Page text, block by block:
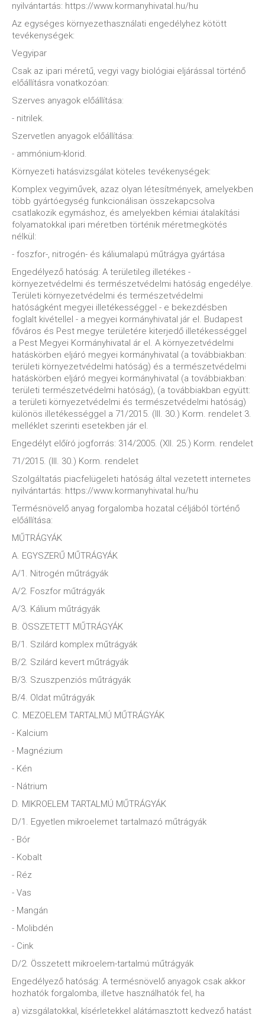
nyilvántartás: https://www.kormanyhivatal.hu/hu
Az egységes környezethasználati engedélyhez kötött
tevékenységek:
Vegyipar
Csak az ipari méretű, vegyi vagy biológiai eljárással történő
előállításra vonatkozóan:
Szerves anyagok előállítása:
- nitrilek.
Szervetlen anyagok előállítása:
- ammónium-klorid.
Környezeti hatásvizsgálat köteles tevékenységek:
Komplex vegyiművek, azaz olyan létesítmények, amelyekben
több gyártóegység funkcionálisan összekapcsolva
csatlakozik egymáshoz, és amelyekben kémiai átalakítási
folyamatokkal ipari méretben történik méretmegkötés
nélkül:
- foszfor-, nitrogén- és káliumalapú műtrágya gyártása
Engedélyező hatóság: A területileg illetékes -
környezetvédelmi és természetvédelmi hatóság engedélye.
Területi környezetvédelmi és természetvédelmi
hatóságként megyei illetékességgel - e bekezdésben
foglalt kivétellel - a megyei kormányhivatal jár el. Budapest
főváros és Pest megye területére kiterjedő illetékességgel
a Pest Megyei Kormányhivatal ár el. A környezetvédelmi
hatáskörben eljáró megyei kormányhivatal (a továbbiakban:
területi környezetvédelmi hatóság) és a természetvédelmi
hatáskörben eljáró megyei kormányhivatal (a továbbiakban:
területi természetvédelmi hatóság), (a továbbiakban együtt:
a területi környezetvédelmi és természetvédelmi hatóság)
különös illetékességgel a 71/2015. (III. 30.) Korm. rendelet 3.
melléklet szerinti esetekben jár el.
Engedélyt előíró jogforrás: 314/2005. (XII. 25.) Korm. rendelet
71/2015. (III. 30.) Korm. rendelet
Szolgáltatás piacfelügeleti hatóság által vezetett internetes
nyilvántartás: https://www.kormanyhivatal.hu/hu
Termésnövelő anyag forgalomba hozatal céljából történő
előállítása:
MŰTRÁGYÁK
A. EGYSZERŰ MŰTRÁGYÁK
A/1. Nitrogén műtrágyák
A/2. Foszfor műtrágyák
A/3. Kálium műtrágyák
B. ÖSSZETETT MŰTRÁGYÁK
B/1. Szilárd komplex műtrágyák
B/2. Szilárd kevert műtrágyák
B/3. Szuszpenziós műtrágyák
B/4. Oldat műtrágyák
C. MEZOELEM TARTALMÚ MŰTRÁGYÁK
- Kalcium
- Magnézium
- Kén
- Nátrium
D. MIKROELEM TARTALMÚ MŰTRÁGYÁK
D/1. Egyetlen mikroelemet tartalmazó műtrágyák
- Bór
- Kobalt
- Réz
- Vas
- Mangán
- Molibdén
- Cink
D/2. Összetett mikroelem-tartalmú műtrágyák
Engedélyező hatóság: A termésnövelő anyagok csak akkor
hozhatók forgalomba, illetve használhatók fel, ha
a) vizsgálatokkal, kísérletekkel alátámasztott kedvező hatást